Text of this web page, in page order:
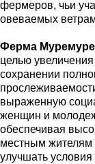
фермеров, чьи
овеваемых
Ферма Муремуре
целью
сохранении
выраженную
женщин и
обеспечивая
местным жителям
улучшать